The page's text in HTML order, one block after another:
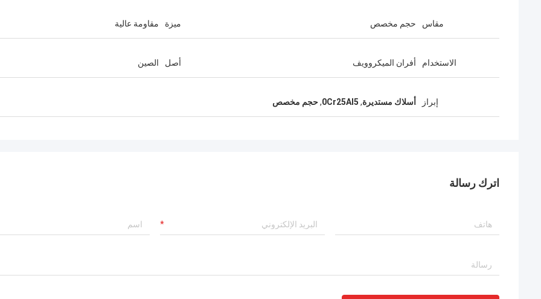
مقاس حجم مخصص ميزة مقاومة عالية
الاستخدام أفران الميكروويف أصل الصين
إبراز أسلاك مستديرة,
0Cr25AI5
,حجم مخصص
اترك رسالة